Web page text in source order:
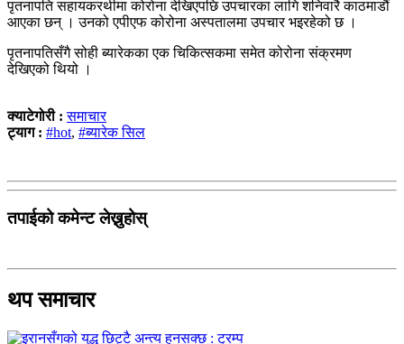
पृतनापति सहायकरथीमा कोरोना देखिएपछि उपचारका लागि शनिवारै काठमाडौं
आएका छन् । उनको एपीएफ कोरोना अस्पतालमा उपचार भइरहेको छ ।
पृतनापतिसँगै सोही ब्यारेकका एक चिकित्सकमा समेत कोरोना संक्रमण
देखिएको थियो ।
क्याटेगोरी :समाचार
ट्याग : #hot, #ब्यारेक सिल
तपाईको कमेन्ट लेख्नुहोस्
थप समाचार